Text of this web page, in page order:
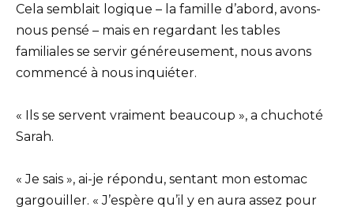
Cela semblait logique – la famille d’abord, avons-
nous pensé – mais en regardant les tables
familiales se servir généreusement, nous avons
commencé à nous inquiéter.
« Ils se servent vraiment beaucoup », a chuchoté
Sarah.
« Je sais », ai-je répondu, sentant mon estomac
gargouiller. « J’espère qu’il y en aura assez pour